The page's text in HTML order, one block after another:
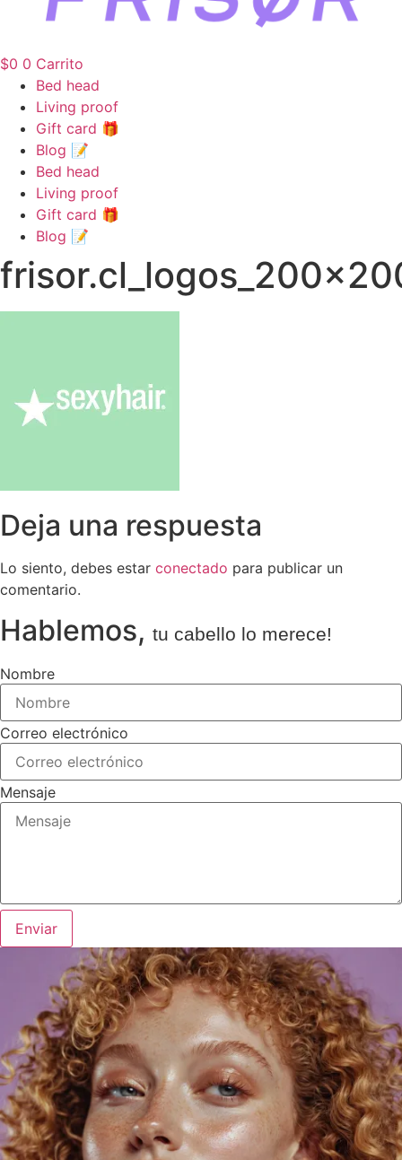
$0 0 Carrito
Bed head
Living proof
Gift card 🎁
Blog 📝
Bed head
Living proof
Gift card 🎁
Blog 📝
Deja una respuesta
Lo siento, debes estar conectado para publicar un
comentario.
Hablemos, tu cabello lo merece!
Nombre
Correo electrónico
Mensaje
Enviar